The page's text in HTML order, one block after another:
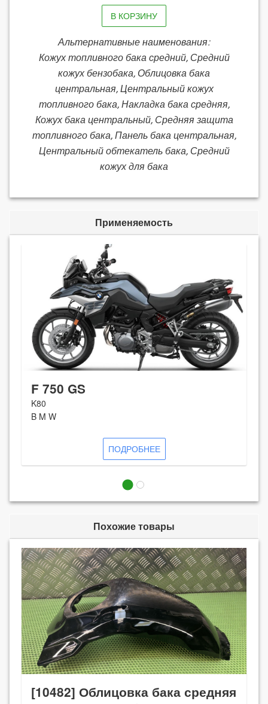
В КОРЗИНУ
Альтернативные наименования:
Кожух топливного бака средний, Средний
кожух бензобака, Облицовка бака
центральная, Центральный кожух
топливного бака, Накладка бака средняя,
Кожух бака центральный, Средняя защита
топливного бака, Панель бака центральная,
Центральный обтекатель бака, Средний
кожух для бака
Применяемость
F 750 GS
K80
B M W
ПОДРОБНЕЕ
Похожие товары
[10482] Облицовка бака средняя